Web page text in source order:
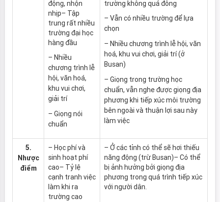
động, nhộn
nhịp– Tập
trung rất nhiều
trường đại học
hàng đầu
– Nhiều
chương trình lễ
hội, văn hoá,
khu vui chơi,
giải trí
– Giọng nói
chuẩn
trường không quá đông
– Vẫn có nhiều trường để lựa
chọn
– Nhiều chương trình lễ hội, văn
hoá, khu vui chơi, giải trí (ở
Busan)
– Giọng trong trường học
chuẩn, vẫn nghe được giọng địa
phương khi tiếp xúc môi trường
bên ngoài và thuận lợi sau này
làm việc
5.
Nhược
điểm
– Học phí và
sinh hoạt phí
cao– Tỷ lệ
cạnh tranh việc
làm khi ra
trường cao
– Ở các tỉnh có thể sẽ hơi thiếu
năng động (trừ Busan)– Có thể
bị ảnh hưởng bởi giọng địa
phương trong quá trình tiếp xúc
với người dân.